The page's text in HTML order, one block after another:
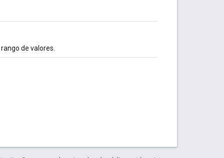
de valores.